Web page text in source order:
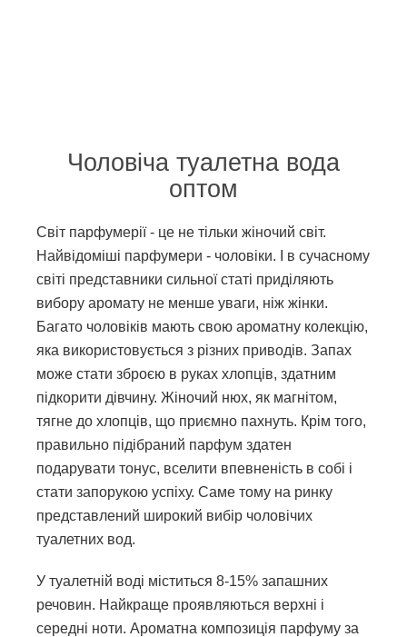
Чоловіча туалетна вода
оптом
Світ парфумерії - це не тільки жіночий світ.
Найвідоміші парфумери - чоловіки. І в сучасному
світі представники сильної статі приділяють
вибору аромату не менше уваги, ніж жінки.
Багато чоловіків мають свою ароматну колекцію,
яка використовується з різних приводів. Запах
може стати зброєю в руках хлопців, здатним
підкорити дівчину. Жіночий нюх, як магнітом,
тягне до хлопців, що приємно пахнуть. Крім того,
правильно підібраний парфум здатен
подарувати тонус, вселити впевненість в собі і
стати запорукою успіху. Саме тому на ринку
представлений широкий вибір чоловічих
туалетних вод.
У туалетній воді міститься 8-15% запашних
речовин. Найкраще проявляються верхні і
середні ноти. Ароматна композиція парфуму за